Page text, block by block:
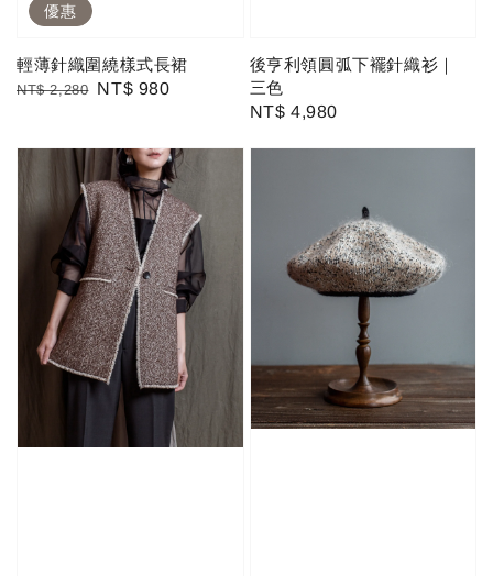
優惠
輕薄針織圍繞樣式長裙
Regular
NT$ 2,280 Sale
NT$ 980
後亨利領圓弧下襬針織衫｜
三色
Regular
NT$ 4,980